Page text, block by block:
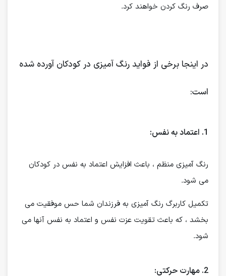
صرف رنگ کردن خواهند کرد.
در اینجا برخی از فواید رنگ آمیزی در کودکان آورده شده
است:
1. اعتماد به نفس:
رنگ آمیزی منظم ، باعث افزایش اعتماد به نفس در کودکان
می شود.
تکمیل کاربرگ رنگ آمیزی به فرزندان شما حس موفقیت می
بخشد ، که باعث تقویت عزت نفس و اعتماد به نفس آنها می
شود.
2. مهارت حرکتی: